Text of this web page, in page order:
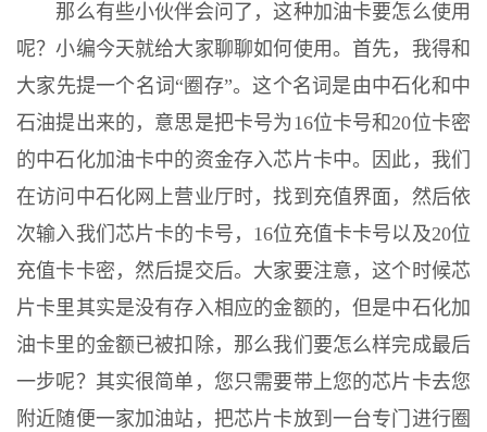
那么有些小伙伴会问了，这种加油卡要怎么使用
呢？小编今天就给大家聊聊如何使用。首先，我得和
大家先提一个名词“圈存”。这个名词是由中石化和中
石油提出来的，意思是把卡号为16位卡号和20位卡密
的中石化加油卡中的资金存入芯片卡中。因此，我们
在访问中石化网上营业厅时，找到充值界面，然后依
次输入我们芯片卡的卡号，16位充值卡卡号以及20位
充值卡卡密，然后提交后。大家要注意，这个时候芯
片卡里其实是没有存入相应的金额的，但是中石化加
油卡里的金额已被扣除，那么我们要怎么样完成最后
一步呢？其实很简单，您只需要带上您的芯片卡去您
附近随便一家加油站，把芯片卡放到一台专门进行圈